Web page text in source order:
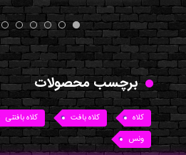
برچسب محصولات
کلاه کلاه بافت کلاه بافتنی
ونس